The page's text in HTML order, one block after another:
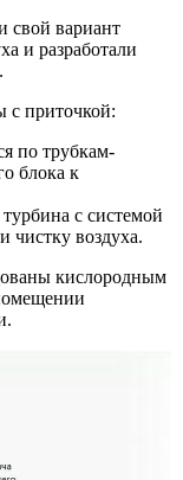
свой вариант
и разработали
с приточкой:
по трубкам-
блока к
с системой
чистку воздуха.
кислородным